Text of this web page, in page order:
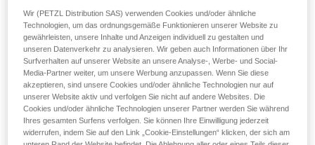
L-Brustgurts.
Wir (PETZL Distribution SAS) verwenden Cookies und/oder ähnliche
Technologien, um das ordnungsgemäße Funktionieren unserer Website zu
gewährleisten, unsere Inhalte und Anzeigen individuell zu gestalten und
unseren Datenverkehr zu analysieren. Wir geben auch Informationen über Ihr
Surfverhalten auf unserer Website an unsere Analyse-, Werbe- und Social-
Media-Partner weiter, um unsere Werbung anzupassen. Wenn Sie diese
akzeptieren, sind unsere Cookies und/oder ähnliche Technologien nur auf
unserer Website aktiv und verfolgen Sie nicht auf andere Websites. Die
Cookies und/oder ähnliche Technologien unserer Partner werden Sie während
Ihres gesamten Surfens verfolgen. Sie können Ihre Einwilligung jederzeit
widerrufen, indem Sie auf den Link „Cookie-Einstellungen“ klicken, der sich am